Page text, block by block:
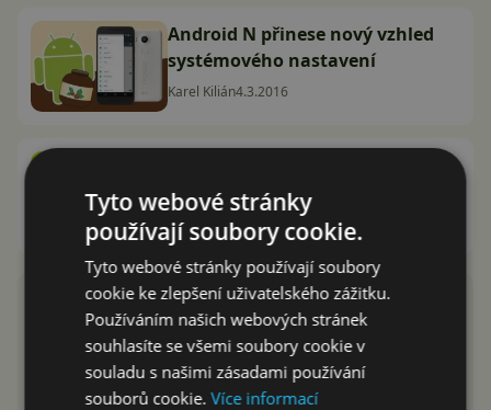
Android N přinese nový vzhled
systémového nastavení
Karel Kilián4.3.2016
ikonickou nabídku aplikací?
Daniel Macho 22.2.2016
Tyto webové stránky
používají soubory cookie.
Tyto webové stránky používají soubory
cookie ke zlepšení uživatelského zážitku.
Používáním našich webových stránek
souhlasíte se všemi soubory cookie v
souladu s našimi zásadami používání
souborů cookie.Více informací